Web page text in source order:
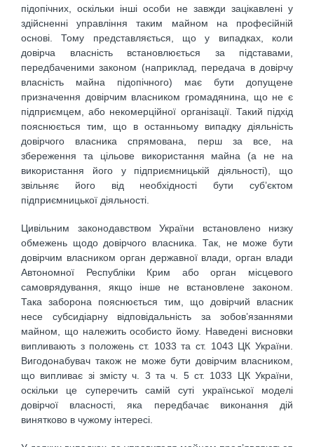
підопічних, оскільки інші особи не завжди зацікавлені у
здійсненні управління таким майном на професійній
основі. Тому представляється, що у випадках, коли
довірча власність встановлюється за підставами,
передбаченими законом (наприклад, передача в довірчу
власність майна підопічного) має бути допущене
призначення довірчим власником громадянина, що не є
підприємцем, або некомерційної організації. Такий підхід
пояснюється тим, що в останньому випадку діяльність
довірчого власника спрямована, перш за все, на
збереження та цільове використання майна (а не на
використання його у підприємницькій діяльності), що
звільняє його від необхідності бути суб’єктом
підприємницької діяльності.
Цивільним законодавством України встановлено низку
обмежень щодо довірчого власника. Так, не може бути
довірчим власником орган державної влади, орган влади
Автономної Республіки Крим або орган місцевого
самоврядування, якщо інше не встановлене законом.
Така заборона пояснюється тим, що довірчий власник
несе субсидіарну відповідальність за зобов’язаннями
майном, що належить особисто йому. Наведені висновки
випливають з положень ст. 1033 та ст. 1043 ЦК України.
Вигодонабувач також не може бути довірчим власником,
що випливає зі змісту ч. 3 та ч. 5 ст. 1033 ЦК України,
оскільки це суперечить самій суті української моделі
довірчої власності, яка передбачає виконання дій
винятково в чужому інтересі.